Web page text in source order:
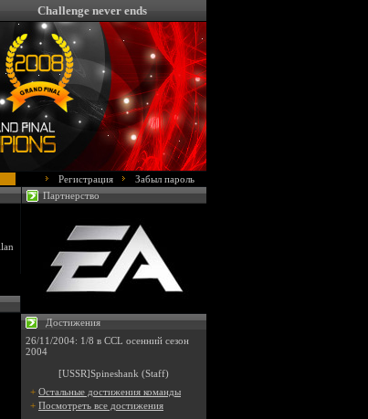
Challenge never ends
Регистрация
Забыл пароль
Партнерство
Достижения
26/11/2004: 1/8 в CCL осенний сезон
2004
[USSR]Spineshank (Staff)
+ Остальные достижения команды
+ Посмотреть все достижения